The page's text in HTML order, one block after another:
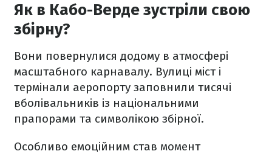
Як в Кабо-Верде зустріли свою
збірну?
Вони повернулися додому в атмосфері
масштабного карнавалу. Вулиці міст і
термінали аеропорту заповнили тисячі
вболівальників із національними
прапорами та символікою збірної.
Особливо емоційним став момент